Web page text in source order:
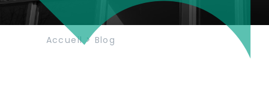
Accueil> Blog